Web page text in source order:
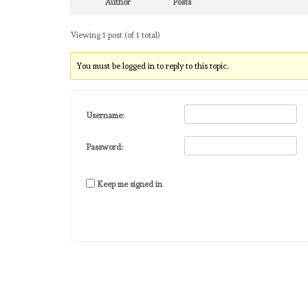
Author Posts
Viewing 1 post (of 1 total)
You must be logged in to reply to this topic.
Username:
Password:
Keep me signed in